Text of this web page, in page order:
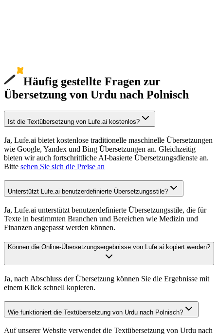
Häufig gestellte Fragen zur
Übersetzung von Urdu nach Polnisch
Ist die Textübersetzung von Lufe.ai kostenlos?
Ja, Lufe.ai bietet kostenlose traditionelle maschinelle Übersetzungen
wie Google, Yandex und Bing Übersetzungen an. Gleichzeitig
bieten wir auch fortschrittliche AI-basierte Übersetzungsdienste an.
Bitte sehen Sie sich die Preise an
Unterstützt Lufe.ai benutzerdefinierte Übersetzungsstile?
Ja, Lufe.ai unterstützt benutzerdefinierte Übersetzungsstile, die für
Texte in bestimmten Branchen und Bereichen wie Medizin und
Finanzen angepasst werden können.
Können die Online-Übersetzungsergebnisse von Lufe.ai kopiert werden?
Ja, nach Abschluss der Übersetzung können Sie die Ergebnisse mit
einem Klick schnell kopieren.
Wie funktioniert die Textübersetzung von Urdu nach Polnisch?
Auf unserer Website verwendet die Textübersetzung von Urdu nach